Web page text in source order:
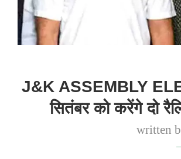
J&K ASSEMBLY
सितंबर को करेंगे दो
written